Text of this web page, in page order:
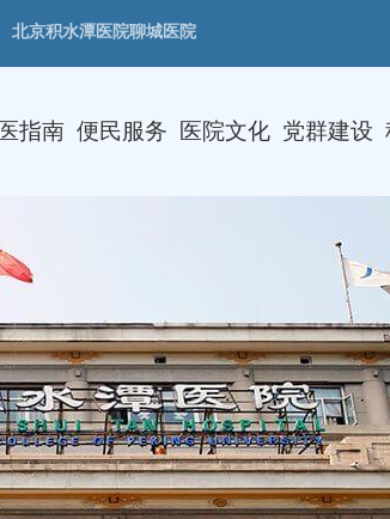
北京积水潭医院聊城医院
指南 便民服务 医院文化 党群建设